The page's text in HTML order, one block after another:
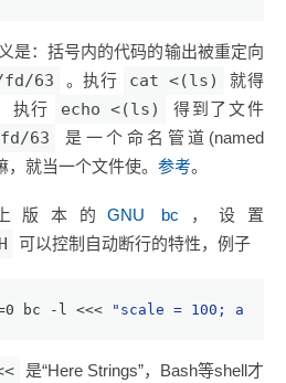
是：括号内的代码的输出被重定向
63 。执行 cat <(ls)
就得
执行 echo <(ls)
得到了文件
63
是一个命名管道(named
就当一个文件使。 参考。
版本的GNU bc ，设置
可以控制自动断行的特性，例子
bc -l <<< "scale = 100; a(1)
是“Here Strings”，Bash等shell才